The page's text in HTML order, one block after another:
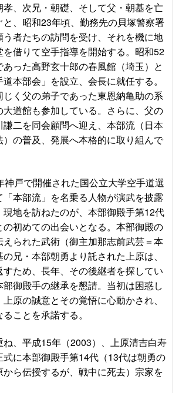
、次兄・朝礎、そして父・朝基を亡
と、昭和23年頃、勤務先の貝塚警察署
者たちの訪問を受け、それを機に地
借りて空手指導を開始する。 昭和52
った高野玄十郎の春風館（埼玉）と
本部会」を設立、会長に就任する。
く父の弟子であった東恩納亀助の系
道館も参加している。さらに、父の
二を同会顧問へ迎え、本部流（日本
の普及、発展へ本格的に取り組んで
戸で開催された国公立大学空手道選
本部流」を名乗る人物が演武を披露
地を訪ねたのが、本部御殿手第12代
初めての出会いとなる。本部御殿の
られた武術（御主加那志前武芸＝本
兄・本部朝勇より託された上原は、
すため、長年、その後継者を探してい
御殿手の継承を懇請。当初は困惑し
原の誠意とその覚悟に心動かされ、
ことを承諾する。
、平成15年（2003）、上原清吉白寿
に本部御殿手第14代（13代は朝勇の
ら伝授するが、戦中に死去）宗家を